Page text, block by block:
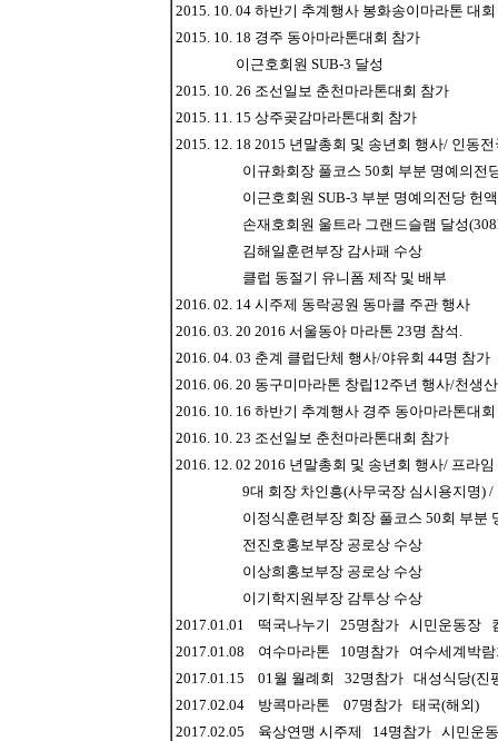
2015. 10. 04 하반기 추계행사 봉화송이마라톤 대
2015. 10. 18 경주 동아마라톤대회 참가
이근호회원 SUB-3 달성
2015. 10. 26 조선일보 춘천마라톤대회 참가
2015. 11. 15 상주곶감마라톤대회 참가
2015. 12. 18 2015 년말총회 및 송년회 행사/ 인동
이규화회장 풀코스 50회 부분 명예의전
이근호회원 SUB-3 부분 명예의전당 헌액
손재호회원 울트라 그랜드슬램 달성
김해일훈련부장 감사패 수상
클럽 동절기 유니폼 제작 및 배부
2016. 02. 14 시주제 동락공원 동마클 주관 행사
2016. 03. 20 2016 서울동아 마라톤 23명 참석.
2016. 04. 03 춘계 클럽단체 행사/야유회 44명 참가
2016. 06. 20 동구미마라톤 창립12주년 행사/천생
2016. 10. 16 하반기 추계행사 경주 동아마라톤대
2016. 10. 23 조선일보 춘천마라톤대회 참가
2016. 12. 02 2016 년말총회 및 송년회 행사/ 프라
9대 회장 차인흥(사무국장 심시용지명) /
이정식훈련부장 회장 풀코스 50회 부분 명
전진호홍보부장 공로상 수상
이상희홍보부장 공로상 수상
이기학지원부장 감투상 수상
2017.01.01 떡국나누기 25명참가 시민운동장
2017.01.08 여수마라톤 10명참가 여수세계박람
2017.01.15 01월 월례회 32명참가 대성식당(진
2017.02.04 방콕마라톤 07명참가 태국(해외)
2017.02.05 육상연맹 시주제 14명참가 시민운